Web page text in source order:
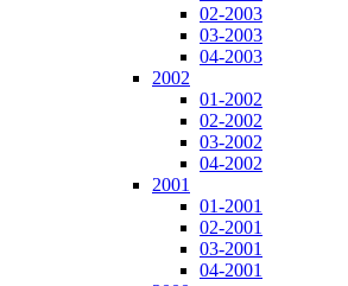
02-2003
03-2003
04-2003
2002
01-2002
02-2002
03-2002
04-2002
2001
01-2001
02-2001
03-2001
04-2001